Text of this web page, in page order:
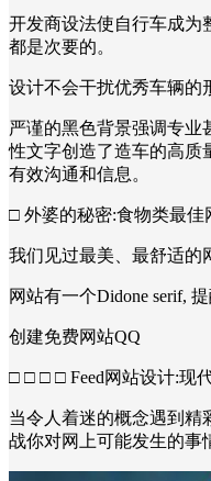
开发商设法使自行车成为
都是次要的。
设计不会干扰优秀车辆的
严谨的黑色背景强调专业
性文字创造了造车的高质
有效沟通和信息。
□ 外婆的秘密:食物类最佳
我们见过最美、最舒适的
网站有一个Didone serif,
创建免费网站QQ
□ □ □ □ Feed网站设计:现
当令人着迷的概念遇到精
战你对网上可能发生的事